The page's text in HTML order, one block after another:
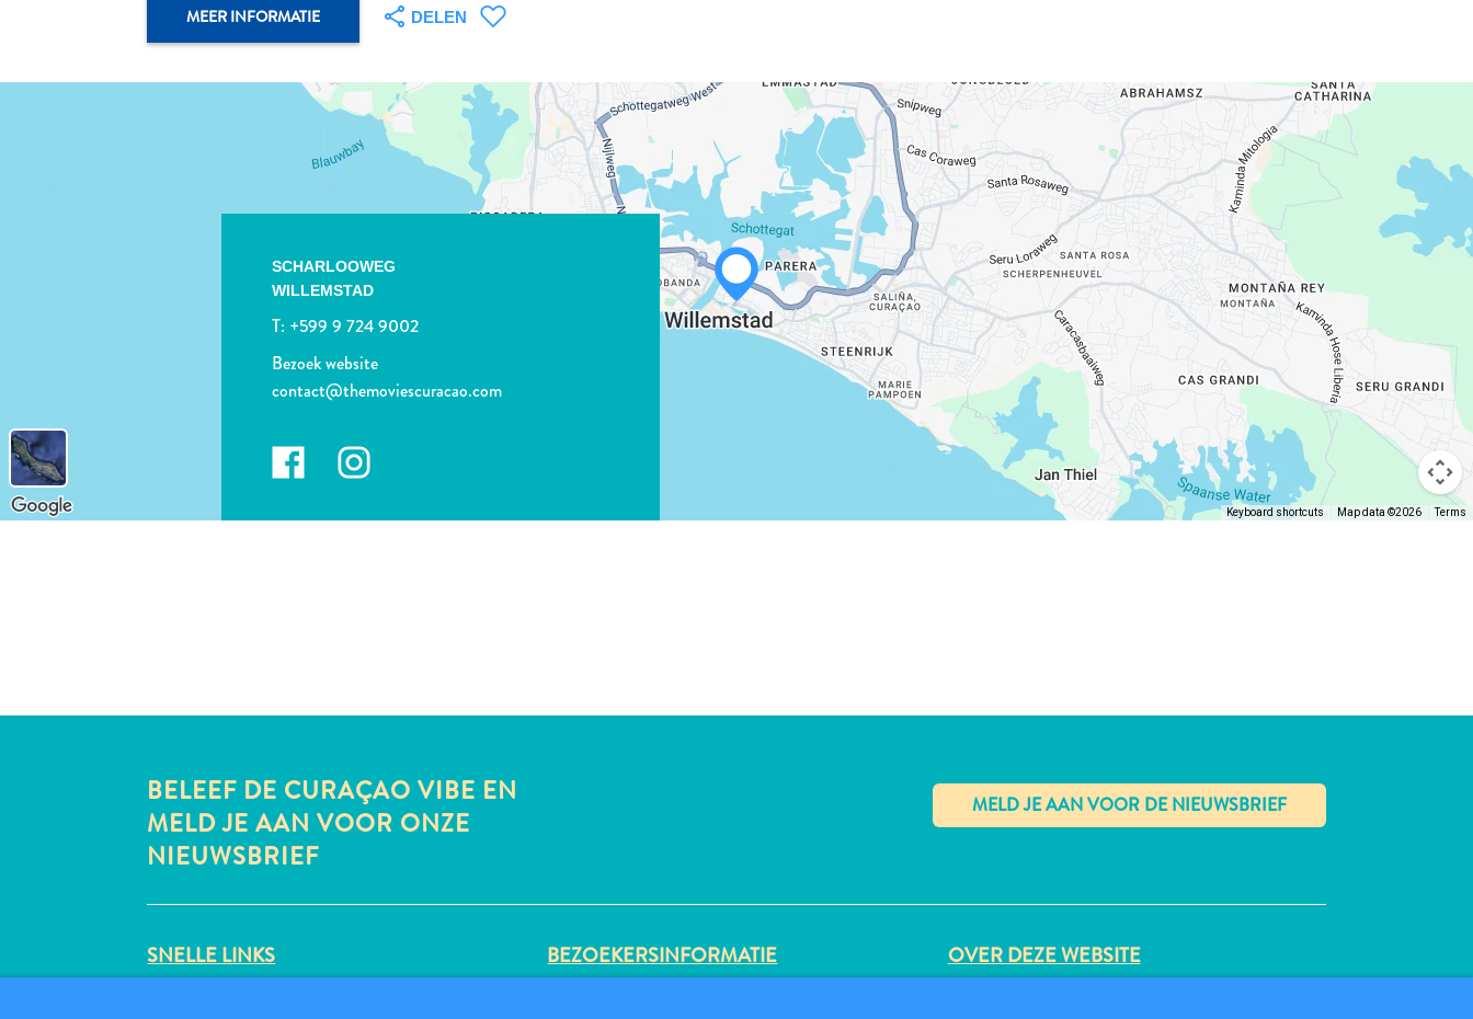
MEER INFORMATIE DELEN
WHATSAPP
FACEBOOK
SCHARLOOWEG
WILLEMSTAD
T: +599 9 724 9002
Bezoek website
contact@themoviescuracao.com
Keyboard shortcuts Map data ©2026 Terms
BELEEF DE CURAÇAO VIBE EN
MELD JE AAN VOOR ONZE
NIEUWSBRIEF
✕
SNELLE LINKS BEZOEKERSINFORMATIE OVER DEZE WEBSITE